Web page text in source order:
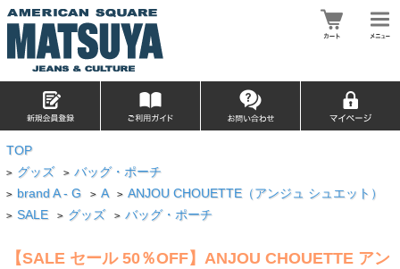
TOP
> グッズ > バッグ・ポーチ
> brand A - G > A > ANJOU CHOUETTE（アンジュ シュエット）
> SALE > グッズ > バッグ・ポーチ
【SALE セール 50％OFF】ANJOU CHOUETTE アン